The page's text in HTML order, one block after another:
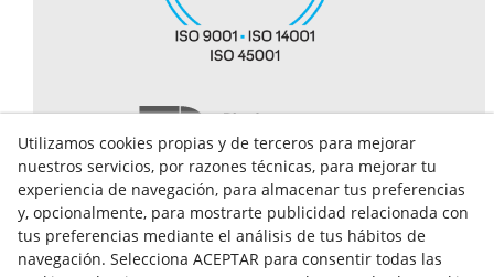
Utilizamos cookies propias y de terceros para mejorar
nuestros servicios, por razones técnicas, para mejorar tu
experiencia de navegación, para almacenar tus preferencias
y, opcionalmente, para mostrarte publicidad relacionada con
tus preferencias mediante el análisis de tus hábitos de
navegación. Selecciona ACEPTAR para consentir todas las